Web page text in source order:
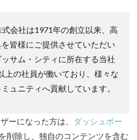
式会社は1971年の創立以来、高
皆様にご提供させていただい
サム・シティに所在する当社
上の社員が働いており、様々な
ュニティへ貢献しています。
ーになった方は、
ダッシュボー
削除し、独自のコンテンツを含む